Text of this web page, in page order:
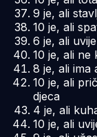
9 je, ali
10 je, ali
6 je, ali
10 je, ali ne
8 je, ali ima
10 je, ali
djeca
4 je, ali
10 je, ali